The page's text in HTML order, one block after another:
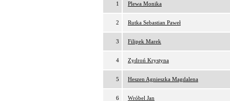
1 Plewa Monika
2 Rutka Sebastian Paweł
3 Filipek Marek
4 Zydroń Krystyna
5 Heszen Agnieszka Magdalena
6 Wróbel Jan